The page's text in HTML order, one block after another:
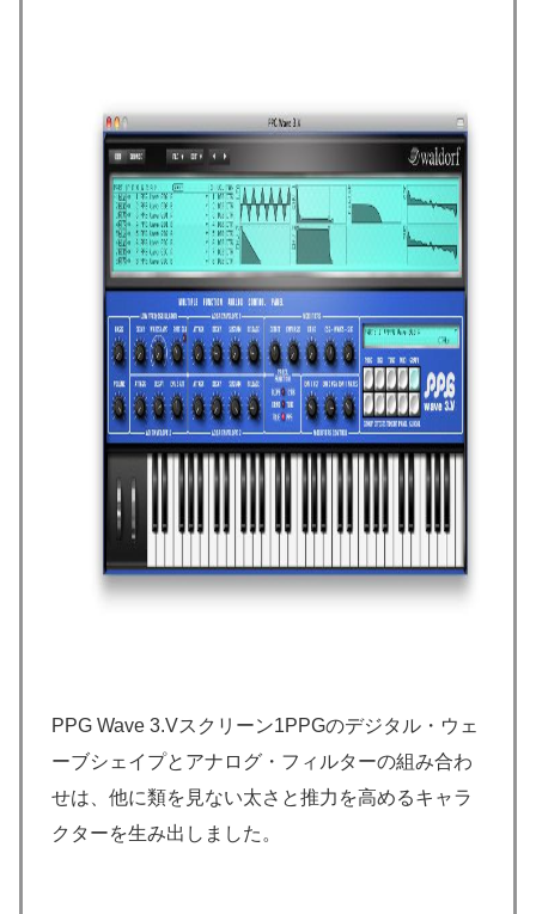
PPG Wave 3.Vスクリーン1PPGのデジタル・ウェ
ーブシェイプとアナログ・フィルターの組み合わ
せは、他に類を見ない太さと推力を高めるキャラ
クターを生み出しました。